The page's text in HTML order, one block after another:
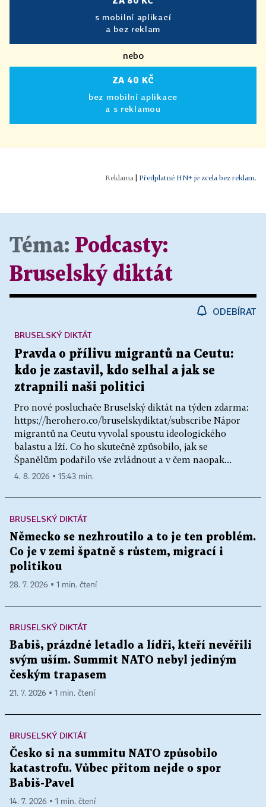
s mobilní aplikací
a bez reklam
nebo
ZA 40 KČ
bez mobilní aplikace
a s reklamou
Předplatné HN+ je zcela bez reklam.
Téma: Podcasty:
Bruselský diktát
ODEBÍRAT
Pravda o přílivu migrantů na Ceutu:
kdo je zastavil, kdo selhal a jak se
ztrapnili naši politici
Pro nové posluchače Bruselský diktát na týden zdarma:
https://herohero.co/bruselskydiktat/subscribe Nápor
migrantů na Ceutu vyvolal spoustu ideologického
balastu a lží. Co ho skutečně způsobilo, jak se
Španělům podařilo vše zvládnout a v čem naopak...
BRUSELSKÝ DIKTÁT
4. 8. 2026 ▪ 15:43 min.
BRUSELSKÝ DIKTÁT
Německo se nezhroutilo a to je ten problém.
Co je v zemi špatně s růstem, migrací i
politikou
28. 7. 2026 ▪ 1 min. čtení
BRUSELSKÝ DIKTÁT
Babiš, prázdné letadlo a lídři, kteří nevěřili
svým uším. Summit NATO nebyl jediným
českým trapasem
21. 7. 2026 ▪ 1 min. čtení
BRUSELSKÝ DIKTÁT
Česko si na summitu NATO způsobilo
katastrofu. Vůbec přitom nejde o spor
Babiš-Pavel
14. 7. 2026 ▪ 1 min. čtení